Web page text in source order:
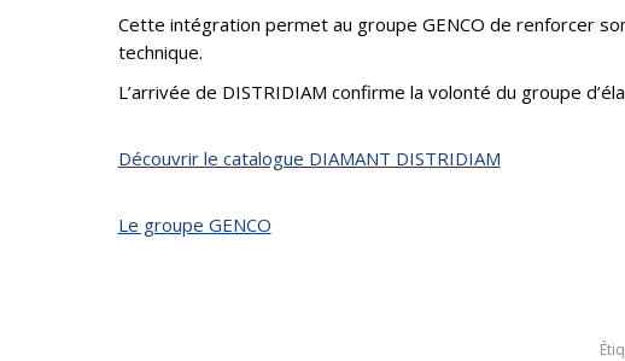
Cette intégration permet au groupe GENCO de renforcer
technique.
L’arrivée de DISTRIDIAM confirme la volonté du groupe
Découvrir le catalogue DIAMANT DISTRIDIAM
Le groupe GENCO